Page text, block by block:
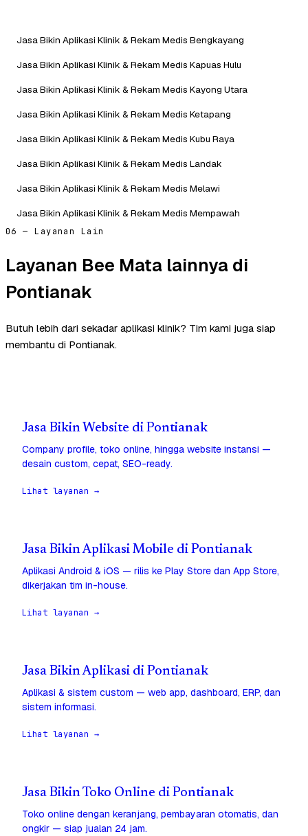
Jasa Bikin Aplikasi Klinik & Rekam Medis Bengkayang
Jasa Bikin Aplikasi Klinik & Rekam Medis Kapuas Hulu
Jasa Bikin Aplikasi Klinik & Rekam Medis Kayong Utara
Jasa Bikin Aplikasi Klinik & Rekam Medis Ketapang
Jasa Bikin Aplikasi Klinik & Rekam Medis Kubu Raya
Jasa Bikin Aplikasi Klinik & Rekam Medis Landak
Jasa Bikin Aplikasi Klinik & Rekam Medis Melawi
Jasa Bikin Aplikasi Klinik & Rekam Medis Mempawah
06 — Layanan Lain
Layanan Bee Mata lainnya di
Pontianak
Butuh lebih dari sekadar aplikasi klinik? Tim kami juga siap
membantu di Pontianak.
Jasa Bikin Website di Pontianak
Company profile, toko online, hingga website instansi —
desain custom, cepat, SEO-ready.
Lihat layanan →
Jasa Bikin Aplikasi Mobile di Pontianak
Aplikasi Android & iOS — rilis ke Play Store dan App Store,
dikerjakan tim in-house.
Lihat layanan →
Jasa Bikin Aplikasi di Pontianak
Aplikasi & sistem custom — web app, dashboard, ERP, dan
sistem informasi.
Lihat layanan →
Jasa Bikin Toko Online di Pontianak
Toko online dengan keranjang, pembayaran otomatis, dan
ongkir — siap jualan 24 jam.